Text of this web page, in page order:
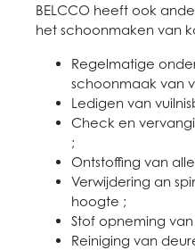
BELCCO heeft ook
het schoonmaken van
Regelmatige
schoonmaak van
Ledigen van
Check en
;
Ontstoffing van
Verwijdering an
hoogte ;
Stof opneming
Reiniging van